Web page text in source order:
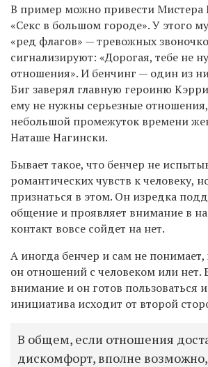
В пример можно привести Мистера
«Секс в большом городе». У этого
«ред флагов» — тревожных
сигнализируют: «Дорогая, тебе не
отношения». И бенчинг — один из
Биг заверял главную героиню
ему не нужны серьезные отношения,
небольшой промежуток времени
Наташе Нагински.
Бывает такое, что бенчер не
романтических чувств к человеку,
признаться в этом. Он изредка
общение и проявляет внимание в
контакт вовсе сойдет на нет.
А иногда бенчер и сам не понимает,
он отношений с человеком или нет.
внимание и он готов пользоваться
инициатива исходит от второй
В общем, если отношения
дискомфорт, вполне